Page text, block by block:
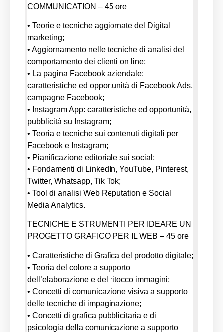
COMMUNICATION – 45 ore
• Teorie e tecniche aggiornate del Digital
marketing;
• Aggiornamento nelle tecniche di analisi del
comportamento dei clienti on line;
• La pagina Facebook aziendale:
caratteristiche ed opportunità di Facebook Ads,
campagne Facebook;
• Instagram App: caratteristiche ed opportunità,
pubblicità su Instagram;
• Teoria e tecniche sui contenuti digitali per
Facebook e Instagram;
• Pianificazione editoriale sui social;
• Fondamenti di LinkedIn, YouTube, Pinterest,
Twitter, Whatsapp, Tik Tok;
• Tool di analisi Web Reputation e Social
Media Analytics.
TECNICHE E STRUMENTI PER IDEARE UN
PROGETTO GRAFICO PER IL WEB – 45 ore
• Caratteristiche di Grafica del prodotto digitale;
• Teoria del colore a supporto
dell’elaborazione e del ritocco immagini;
• Concetti di comunicazione visiva a supporto
delle tecniche di impaginazione;
• Concetti di grafica pubblicitaria e di
psicologia della comunicazione a supporto